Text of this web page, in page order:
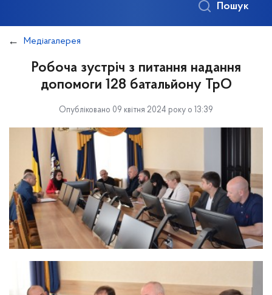
Пошук
Медіагалерея
Робоча зустріч з питання надання
допомоги 128 батальйону ТрО
Опубліковано 09 квітня 2024 року о 13:39